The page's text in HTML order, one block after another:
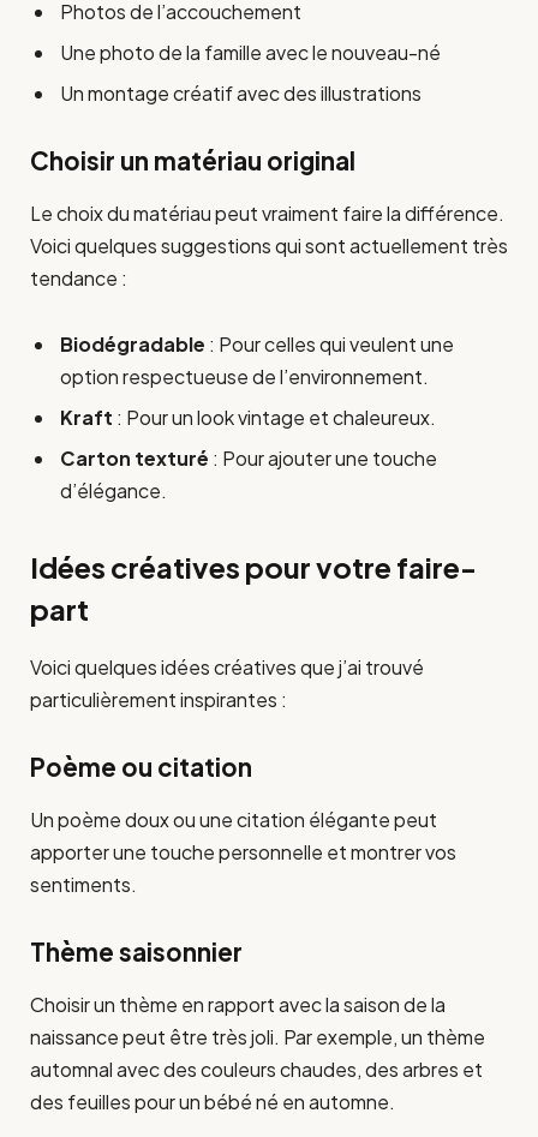
Photos de l’accouchement
Une photo de la famille avec le nouveau-né
Un montage créatif avec des illustrations
Choisir un matériau original
Le choix du matériau peut vraiment faire la différence.
Voici quelques suggestions qui sont actuellement très
tendance :
Biodégradable : Pour celles qui veulent une
option respectueuse de l’environnement.
Kraft : Pour un look vintage et chaleureux.
Carton texturé : Pour ajouter une touche
d’élégance.
Idées créatives pour votre faire-
part
Voici quelques idées créatives que j’ai trouvé
particulièrement inspirantes :
Poème ou citation
Un poème doux ou une citation élégante peut
apporter une touche personnelle et montrer vos
sentiments.
Thème saisonnier
Choisir un thème en rapport avec la saison de la
naissance peut être très joli. Par exemple, un thème
automnal avec des couleurs chaudes, des arbres et
des feuilles pour un bébé né en automne.